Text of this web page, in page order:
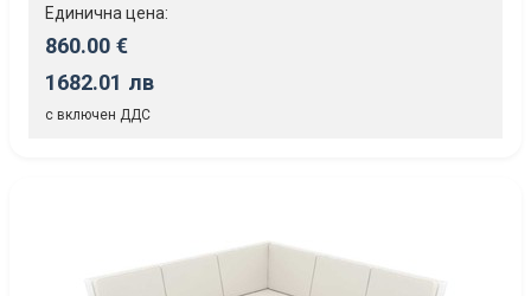
Единична цена:
860.00 €
1682.01 лв
с включен ДДС